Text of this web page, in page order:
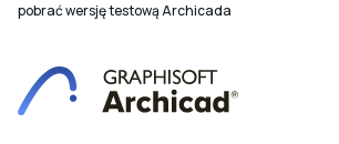
pobrać wersję testową Archicada